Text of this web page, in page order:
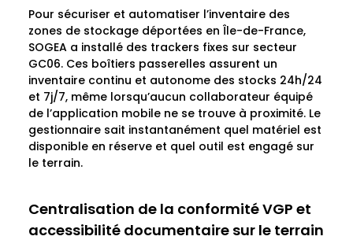
Pour sécuriser et automatiser l’inventaire des
zones de stockage déportées en Île-de-France,
SOGEA a installé des trackers fixes sur secteur
GC06. Ces boîtiers passerelles assurent un
inventaire continu et autonome des stocks 24h/24
et 7j/7, même lorsqu’aucun collaborateur équipé
de l’application mobile ne se trouve à proximité. Le
gestionnaire sait instantanément quel matériel est
disponible en réserve et quel outil est engagé sur
le terrain.
Centralisation de la conformité VGP et
accessibilité documentaire sur le terrain